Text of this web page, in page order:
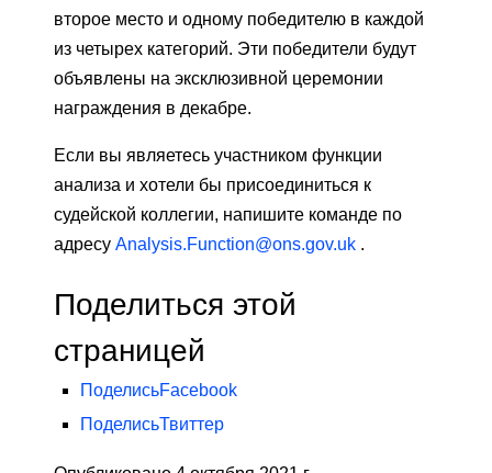
второе место и одному победителю в каждой
из четырех категорий. Эти победители будут
объявлены на эксклюзивной церемонии
награждения в декабре.
Если вы являетесь участником функции
анализа и хотели бы присоединиться к
судейской коллегии, напишите команде по
адресу Analysis.Function@ons.gov.uk .
Поделиться этой
страницей
ПоделисьFacebook
ПоделисьТвиттер